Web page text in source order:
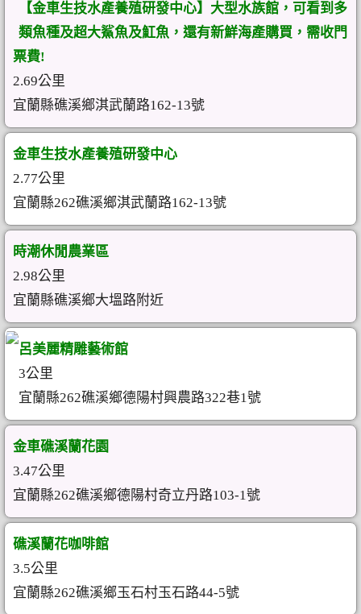
【金車生技水產養殖研發中心】大型水族館，可看到多
類魚種及超大鯊魚及魟魚，還有新鮮海產購買，需收門
票費!
2.69公里
宜蘭縣礁溪鄉淇武蘭路162-13號
金車生技水產養殖研發中心
2.77公里
宜蘭縣262礁溪鄉淇武蘭路162-13號
時潮休閒農業區
2.98公里
宜蘭縣礁溪鄉大塭路附近
呂美麗精雕藝術館
3公里
宜蘭縣262礁溪鄉德陽村興農路322巷1號
金車礁溪蘭花園
3.47公里
宜蘭縣262礁溪鄉德陽村奇立丹路103-1號
礁溪蘭花咖啡館
3.5公里
宜蘭縣262礁溪鄉玉石村玉石路44-5號